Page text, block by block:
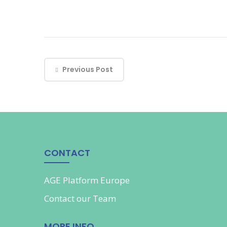
Previous Post
CONTACT
AGE Platform Europe
Contact our Team